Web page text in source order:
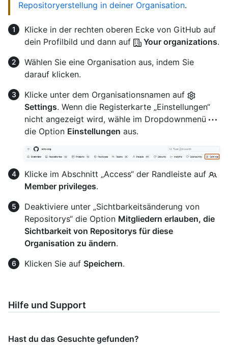
Repositoryerstellung in deiner Organisation.
Klicke in der rechten oberen Ecke von GitHub auf
dein Profilbild und dann auf
Your organizations.
Wählen Sie eine Organisation aus, indem Sie
darauf klicken.
Klicke unter dem Organisationsnamen auf
Settings. Wenn die Registerkarte „Einstellungen“
nicht angezeigt wird, wähle im Dropdownmenü
die Option Einstellungen aus.
Klicke im Abschnitt „Access“ der Randleiste auf
Member privileges.
Deaktiviere unter „Sichtbarkeitsänderung von
Repositorys“ die Option Mitgliedern erlauben, die
Sichtbarkeit von Repositorys für diese
Organisation zu ändern.
Klicken Sie auf Speichern.
Hilfe und Support
Hast du das Gesuchte gefunden?